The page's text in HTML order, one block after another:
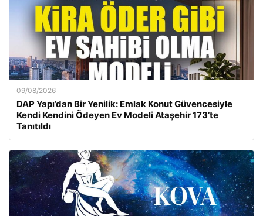
09/08/2026
DAP Yapı’dan Bir Yenilik: Emlak Konut Güvencesiyle
Kendi Kendini Ödeyen Ev Modeli Ataşehir 173’te
Tanıtıldı